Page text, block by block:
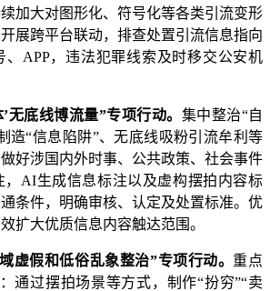
加大对图形化、符号化等各类引流变形
展跨平台联动，排查处置引流信息指向
、APP，违法犯罪线索及时移交公安机
无底线博流量”专项行动。 集中整治“自
造“信息陷阱”、无底线吸粉引流牟利等
好涉国内外时事、公共政策、社会事件
，AI生成信息标注以及虚构摆拍内容标
条件，明确审核、认定及处置标准。优
扩大优质信息内容触达范围。
虚假和低俗乱象整治”专项行动。 重点
通过摆拍场景等方式，制作“扮穷”“卖